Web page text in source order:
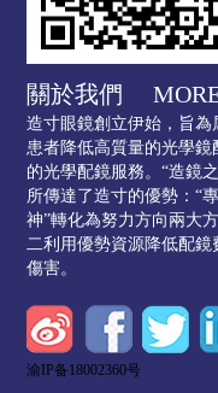
關於我們
造寸眼鏡創立伊始，旨為
患者降低高質量的光學
的光學配鏡服務。“造鏡
所傳達了造寸的優勢：“
神”轉化為努力方向兩大
二利用優勢資源降低配
傷害。
渝IP备18002360号